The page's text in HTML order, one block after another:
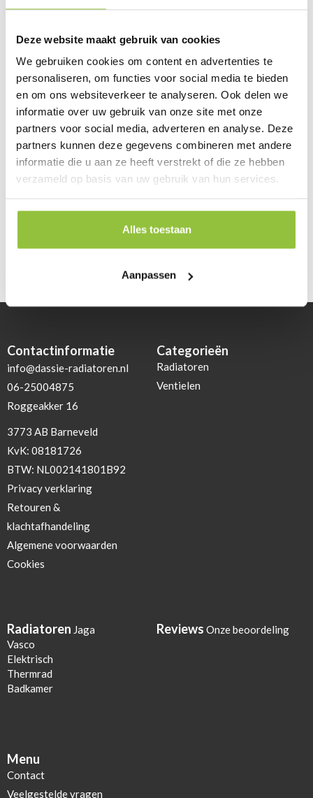
Deze website maakt gebruik van cookies
We gebruiken cookies om content en advertenties te
personaliseren, om functies voor social media te bieden
en om ons websiteverkeer te analyseren. Ook delen we
informatie over uw gebruik van onze site met onze
partners voor social media, adverteren en analyse. Deze
partners kunnen deze gegevens combineren met andere
informatie die u aan ze heeft verstrekt of die ze hebben
verzameld op basis van uw gebruik van hun services.
Alles toestaan
Aanpassen
Foto('s):
Reviews
Review toevoegen
Geen reviews gevonden.
Categorieën
Radiatoren
Ventielen
Menu
Contact
Veelgestelde vragen
Radiatoren Jaga
Vasco
Elektrisch
Thermrad
Badkamer
Contactinformatie
info@dassie-radiatoren.nl
06-25004875
Roggeakker 16
3773 AB Barneveld
KvK: 08181726
BTW: NL002141801B92
Privacy verklaring
Retouren &
klachtafhandeling
Algemene voorwaarden
Cookies
Reviews Onze beoordeling